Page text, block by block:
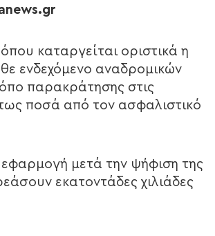
, όπου καταργείται οριστικά η
ενδεχόμενο αναδρομικών
παρακράτησης στις
ποσά από τον ασφαλιστικό
μετά την ψήφιση της
εκατοντάδες χιλιάδες